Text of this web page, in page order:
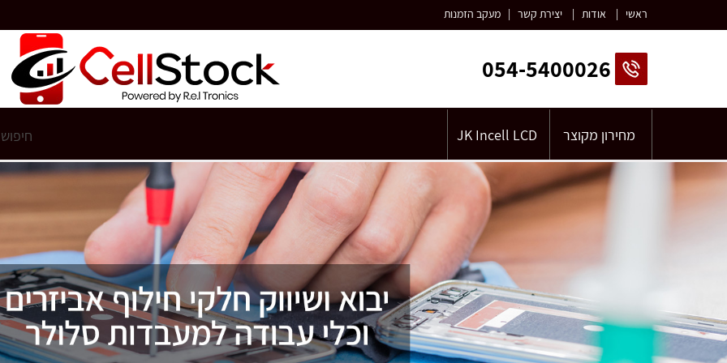
ראשי | אודות | יצירת קשר | מעקב הזמנות
054-5400026
מחירון מקוצר JK Incell LCD